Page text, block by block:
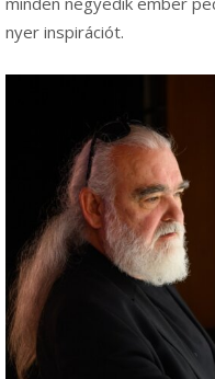
nyer inspirációt.